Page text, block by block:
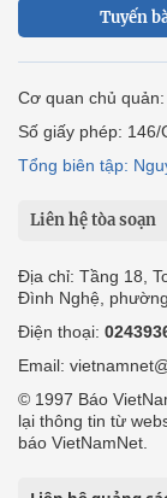
Tuyến
Cơ quan chủ
Số giấy phép:
Tổng biên tập:
Liên hệ tòa soạn
Địa chỉ: Tầng 18,
Đình Nghệ,
Điện thoại:
Email:
© 1997 Báo
lại thông tin từ
báo VietNamNet.